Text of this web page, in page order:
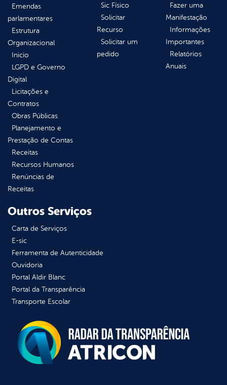
Emendas
parlamentares
Estrutura
Organizacional
Inicio
LGPD e Governo
Digital
Licitações e
Contratos
Obras Públicas
Planejamento e
Prestação de Contas
Receitas
Recursos Humanos
Renúncias de
Receitas
Sic Físico
Solicitar
Recurso
Solicitar um
pedido
Fazer uma
Manifestação
Informações
Importantes
Relatórios
Anuais
Outros Serviços
Carta de Serviços
E-sic
Ferramenta de Autenticidade
Ouvidoria
Portal Aldir Blanc
Portal da Transparência
Transporte Escolar